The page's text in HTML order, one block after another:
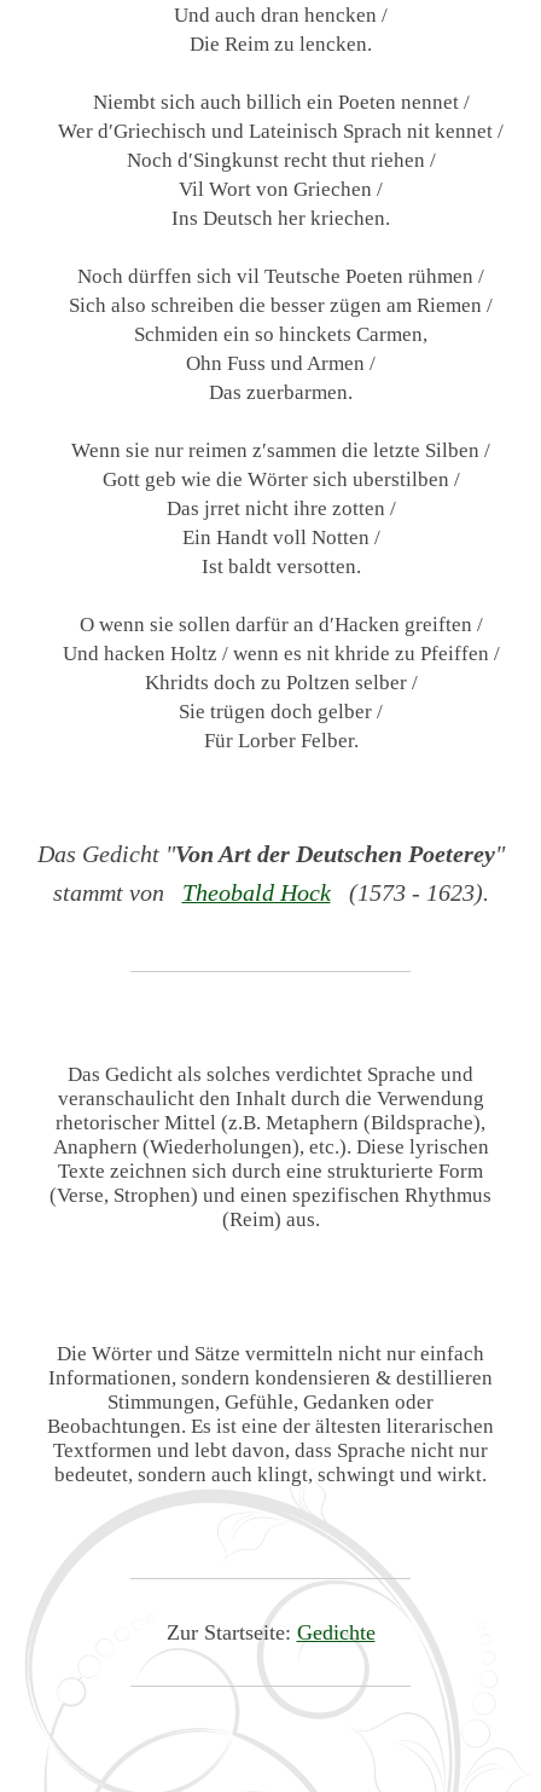
Und auch dran hencken /
Die Reim zu lencken.
Niembt sich auch billich ein Poeten nennet /
Wer d′Griechisch und Lateinisch Sprach nit kennet /
Noch d′Singkunst recht thut riehen /
Vil Wort von Griechen /
Ins Deutsch her kriechen.
Noch dürffen sich vil Teutsche Poeten rühmen /
Sich also schreiben die besser zügen am Riemen /
Schmiden ein so hinckets Carmen,
Ohn Fuss und Armen /
Das zuerbarmen.
Wenn sie nur reimen z′sammen die letzte Silben /
Gott geb wie die Wörter sich uberstilben /
Das jrret nicht ihre zotten /
Ein Handt voll Notten /
Ist baldt versotten.
O wenn sie sollen darfür an d′Hacken greiften /
Und hacken Holtz / wenn es nit khride zu Pfeiffen /
Khridts doch zu Poltzen selber /
Sie trügen doch gelber /
Für Lorber Felber.
Das Gedicht "Von Art der Deutschen Poeterey"
stammt von
Theobald Hock(1573 - 1623).
Das Gedicht als solches verdichtet Sprache und
veranschaulicht den Inhalt durch die Verwendung
rhetorischer Mittel (z.B. Metaphern (Bildsprache),
Anaphern (Wiederholungen), etc.). Diese lyrischen
Texte zeichnen sich durch eine strukturierte Form
(Verse, Strophen) und einen spezifischen Rhythmus
(Reim) aus.
Die Wörter und Sätze vermitteln nicht nur einfach
Informationen, sondern kondensieren & destillieren
Stimmungen, Gefühle, Gedanken oder
Beobachtungen. Es ist eine der ältesten literarischen
Textformen und lebt davon, dass Sprache nicht nur
bedeutet, sondern auch klingt, schwingt und wirkt.
Zur Startseite: Gedichte